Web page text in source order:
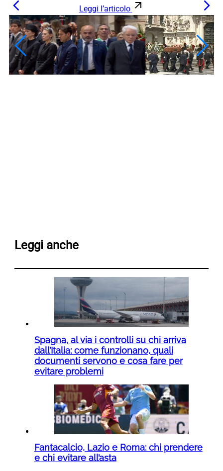
Leggi l’articolo
Leggi anche
Spagna, al via i controlli su chi arriva
dall’Italia: come funzionano, quali
documenti servono e cosa fare per
evitare problemi
Fantacalcio, Lazio e Roma: chi prendere
e chi evitare all’asta